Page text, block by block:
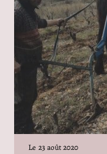
Le 23 août 2020